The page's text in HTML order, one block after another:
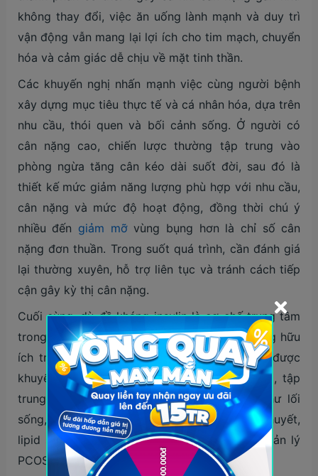
không thay đổi, việc ăn uống lành mạnh và duy trì
vận động vẫn mang lại lợi ích cho tim mạch, chuyển
hóa và cảm giác dễ chịu về mặt tinh thần.
Các khuyến nghị nhấn mạnh việc cùng người bệnh
xây dựng mục tiêu thực tế và cá nhân hóa, dựa trên
nhu cầu, thói quen và bối cảnh sống. Ở người có
cân nặng cao, chiến lược thường tập trung vào
phòng ngừa tăng cân kéo dài suốt đời, sau đó là
thiết kế mức giảm năng lượng phù hợp với nhu cầu,
cân nặng và mức độ hoạt động, đồng thời chú ý
nhiều đến giảm mỡvùng bụng hơn là chỉ số cân
nặng đơn thuần. Trong suốt quá trình, cần đánh giá
lại thường xuyên, hỗ trợ liên tục và tránh cách tiếp
cận gây kỳ thị cân nặng.
Cuối cùng, dù đề kháng insulin là cơ chế trung tâm
trong PCOS, các xét nghiệm insulin máu không hữu
ích trong thực hành thường ngày và không được
khuyến nghị dùng để theo dõi. Thay vào đó, tập
trung vào những yếu tố có thể thay đổi như lối
sống, cân nặng, vòng eo và các chỉ số đường huyết,
lipid sẽ mang lại giá trị thực tế hơn trong quản lý
PCOS lâu dài.